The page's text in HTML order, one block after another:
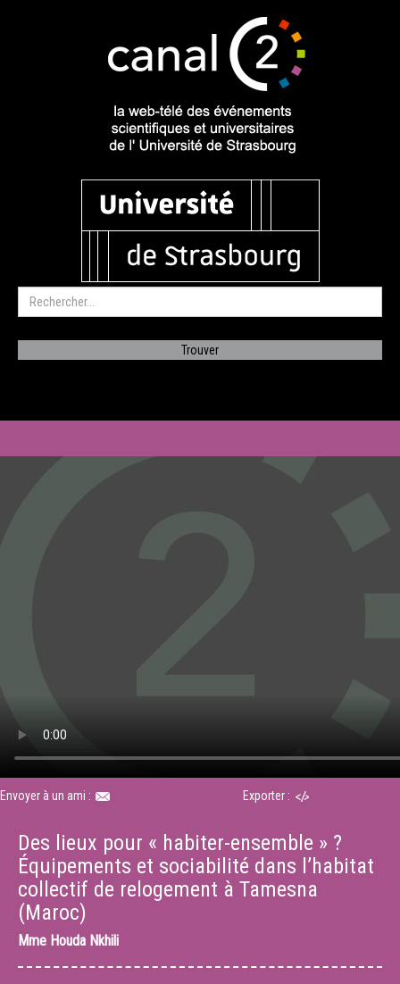
Envoyer à un ami : Exporter :
Des lieux pour « habiter-ensemble » ?
Équipements et sociabilité dans l’habitat
collectif de relogement à Tamesna
(Maroc)
Mme Houda Nkhili